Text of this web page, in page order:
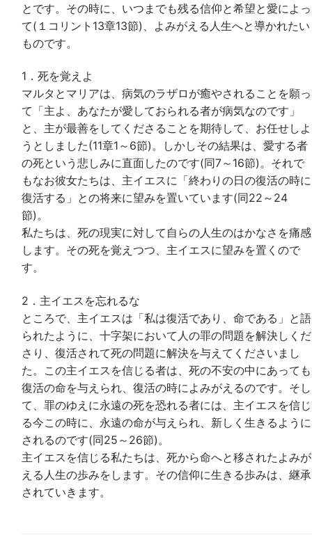
とです。その時に、いつまでも残る信仰と希望と愛によっ
て(１コリント13章13節)、よみがえる人生へと導かれたい
ものです。
1．死を覚えよ
マルタとマリアは、病気のラザロが癒やされることを願っ
て「主よ、あなたが愛しておられる者が病気なのです」
と、主が最善をしてくださることを期待して、お任せしよ
うとしました(11章1～6節)。しかしその結果は、愛する者
の死という悲しみに直面したのです(同7～16節)。それで
もなお彼女たちは、主イエスに「終わりの日の復活の時に
復活する」との将来に望みを置いています(同22～24
節)。
私たちは、死の現実に対して自らの人生のはかなさを痛感
します。その死を覚えつつ、主イエスに望みを置くので
す。
2．主イエスを忘れるな
ところで、主イエスは「私は復活であり、命である」と語
られたように、十字架において人の罪の問題を解決しくだ
さり、復活されて死の問題に解決を与えてくださいまし
た。この主イエスを信じる者は、死の不安の中にあっても
復活の命を与えられ、復活の時によみがえるのです。そし
て、罪のゆえに永遠の死を恐れる者には、主イエスを信じ
る今この時に、永遠の命が与えられ、新しく生きるように
されるのです(同25～26節)。
主イエスを信じる私たちは、死から命へと移されたよみが
える人生の歩みをします。その信仰に生きる歩みは、継承
されていきます。